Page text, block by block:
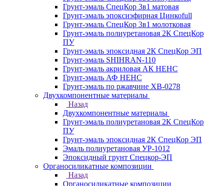
Грунт-эмаль СпецКор 3в1 матовая
Грунт-эмаль эпоксиэфирная Цинкоfull
Грунт-эмаль СпецКор 3в1 молотковая
Грунт-эмаль полиуретановая 2К СпецКор
ПУ
Грунт-эмаль эпоксидная 2К СпецКор ЭП
Грунт-эмаль SHIHRAN-110
Грунт-эмаль акриловая АК НЕНС
Грунт-эмаль АФ НЕНС
Грунт-эмаль по ржавчине ХВ-0278
Двухкомпонентные материалы
Назад
Двухкомпонентные материалы
Грунт-эмаль полиуретановая 2К СпецКор
ПУ
Грунт-эмаль эпоксидная 2К СпецКор ЭП
Эмаль полиуретановая УР-1012
Эпоксидный грунт Спецкор-ЭП
Органосиликатные композиции
Назад
Органосиликатные композиции